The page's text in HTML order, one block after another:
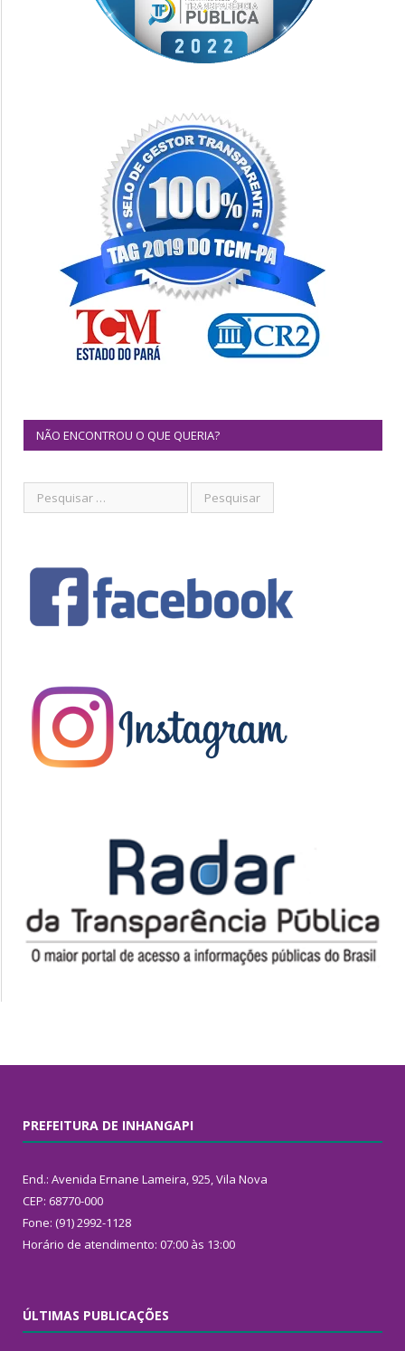
NÃO ENCONTROU O QUE QUERIA?
PREFEITURA DE INHANGAPI
End.: Avenida Ernane Lameira, 925, Vila Nova
CEP: 68770-000
Fone: (91) 2992-1128
Horário de atendimento: 07:00 às 13:00
ÚLTIMAS PUBLICAÇÕES